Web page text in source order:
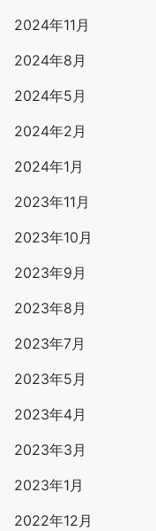
2024年11月
2024年8月
2024年5月
2024年2月
2024年1月
2023年11月
2023年10月
2023年9月
2023年8月
2023年7月
2023年5月
2023年4月
2023年3月
2023年1月
2022年12月